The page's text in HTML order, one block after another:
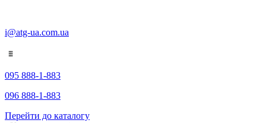
i@atg-ua.com.ua
095 888-1-883
096 888-1-883
Перейти до каталогу